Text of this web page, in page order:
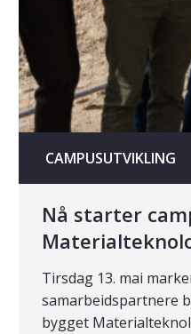
CAMPUSUTVIKLING
Nå starter
Tirsdag 13. mai
samarbeidspartnere
bygget